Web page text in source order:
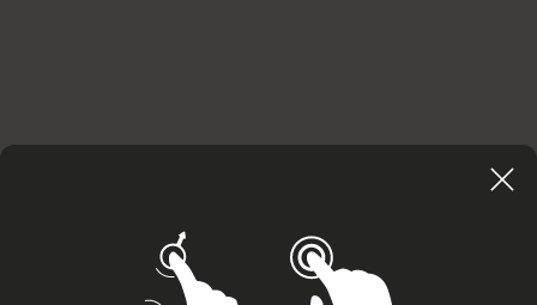
Сайт кинотеатра использует cookies для вашего